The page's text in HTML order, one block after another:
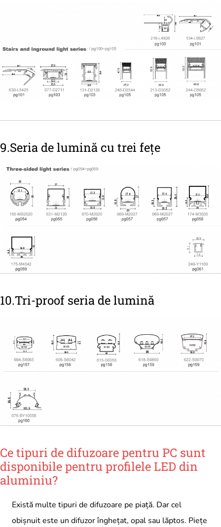
9.Seria de lumină cu trei fețe
10.Tri-proof seria de lumină
Ce tipuri de difuzoare pentru PC sunt
disponibile pentru profilele LED din
aluminiu?
Există multe tipuri de difuzoare pe piață. Dar cel
obișnuit este un difuzor înghețat, opal sau lăptos. Piețe